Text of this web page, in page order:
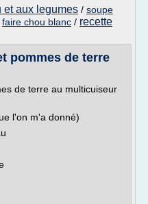
et aux legumes / soupe
faire chou blanc / recette
pommes de terre
de terre au multicuiseur
l'on m'a donné)